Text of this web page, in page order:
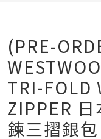
(PRE-
TRI-FOLD
ZIPPER
鍊三摺銀包